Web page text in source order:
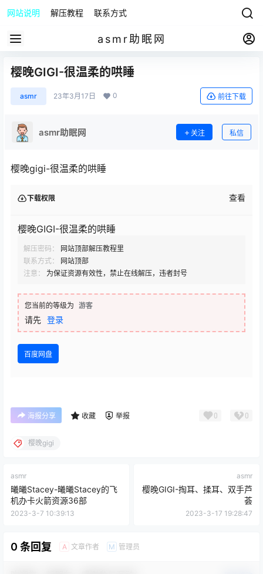
网站说明 解压教程 联系方式
asmr助眠网
樱晚GIGI-很温柔的哄睡
asmr 23年3月17日 0 前往下载
asmr助眠网 关注 私信
樱晚gigi-很温柔的哄睡
下载权限 查看
樱晚GIGI-很温柔的哄睡
解压密码：
网站顶部解压教程里
联系方式：
网站顶部
注意：
为保证资源有效性，禁止在线解压，违者封号
您当前的等级为 游客
请先 登录
百度网盘
海报分享 收藏 举报 0 0
樱晚gigi
asmr
曦曦Stacey-曦曦Stacey的飞
机办卡火箭资源36部
2023-3-7 10:39:13
asmr
樱晚GIGI-掏耳、揉耳、双手芦
荟
2023-3-17 19:28:47
0 条回复 A 文章作者 M 管理员